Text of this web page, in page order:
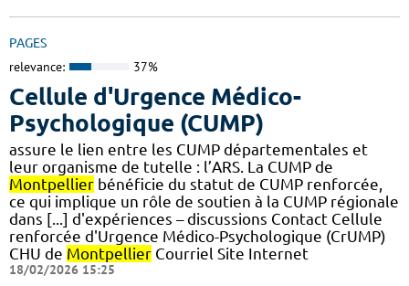
PAGES
relevance: 37%
Cellule d'Urgence Médico-
Psychologique (CUMP)
assure le lien entre les CUMP départementales et
leur organisme de tutelle : l’ARS. La CUMP de
Montpellier bénéficie du statut de CUMP renforcée,
ce qui implique un rôle de soutien à la CUMP régionale
dans [...] d'expériences – discussions Contact Cellule
renforcée d'Urgence Médico-Psychologique (CrUMP)
CHU de Montpellier Courriel Site Internet
18/02/2026 15:25